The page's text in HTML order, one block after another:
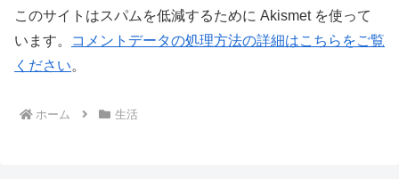
このサイトはスパムを低減するために Akismet を使って
います。
コメントデータの処理方法の詳細はこちらをご覧
ください。
ホーム 生活